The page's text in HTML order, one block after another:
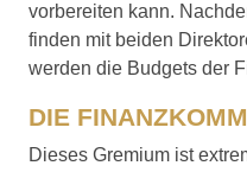
vorbereiten kann.
finden mit beiden
werden die Budgets der
DIE
Dieses Gremium ist